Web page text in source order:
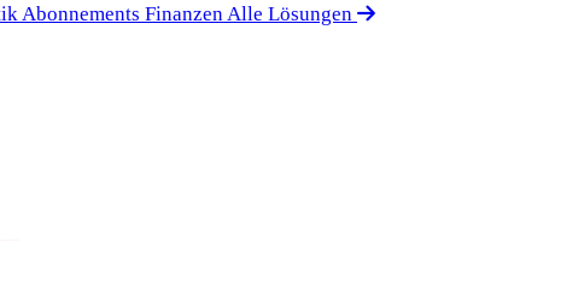
Abonnements Finanzen Alle Lösungen